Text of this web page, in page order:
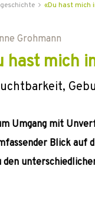
«Du hast mich
Grohmann
hast mich
Umgang mit
Blick auf
den